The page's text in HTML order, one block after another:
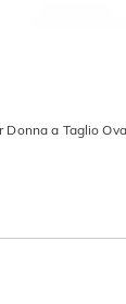
a Taglio